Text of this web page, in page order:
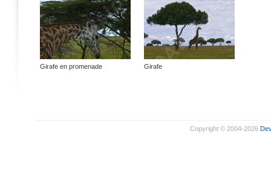
Girafe en promenade Girafe
Copyright © 2004-2026